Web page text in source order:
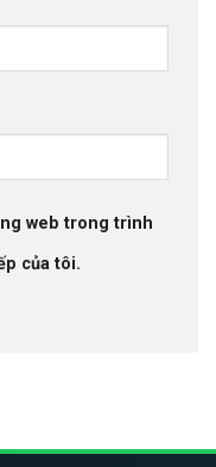
web trong trình
của tôi.